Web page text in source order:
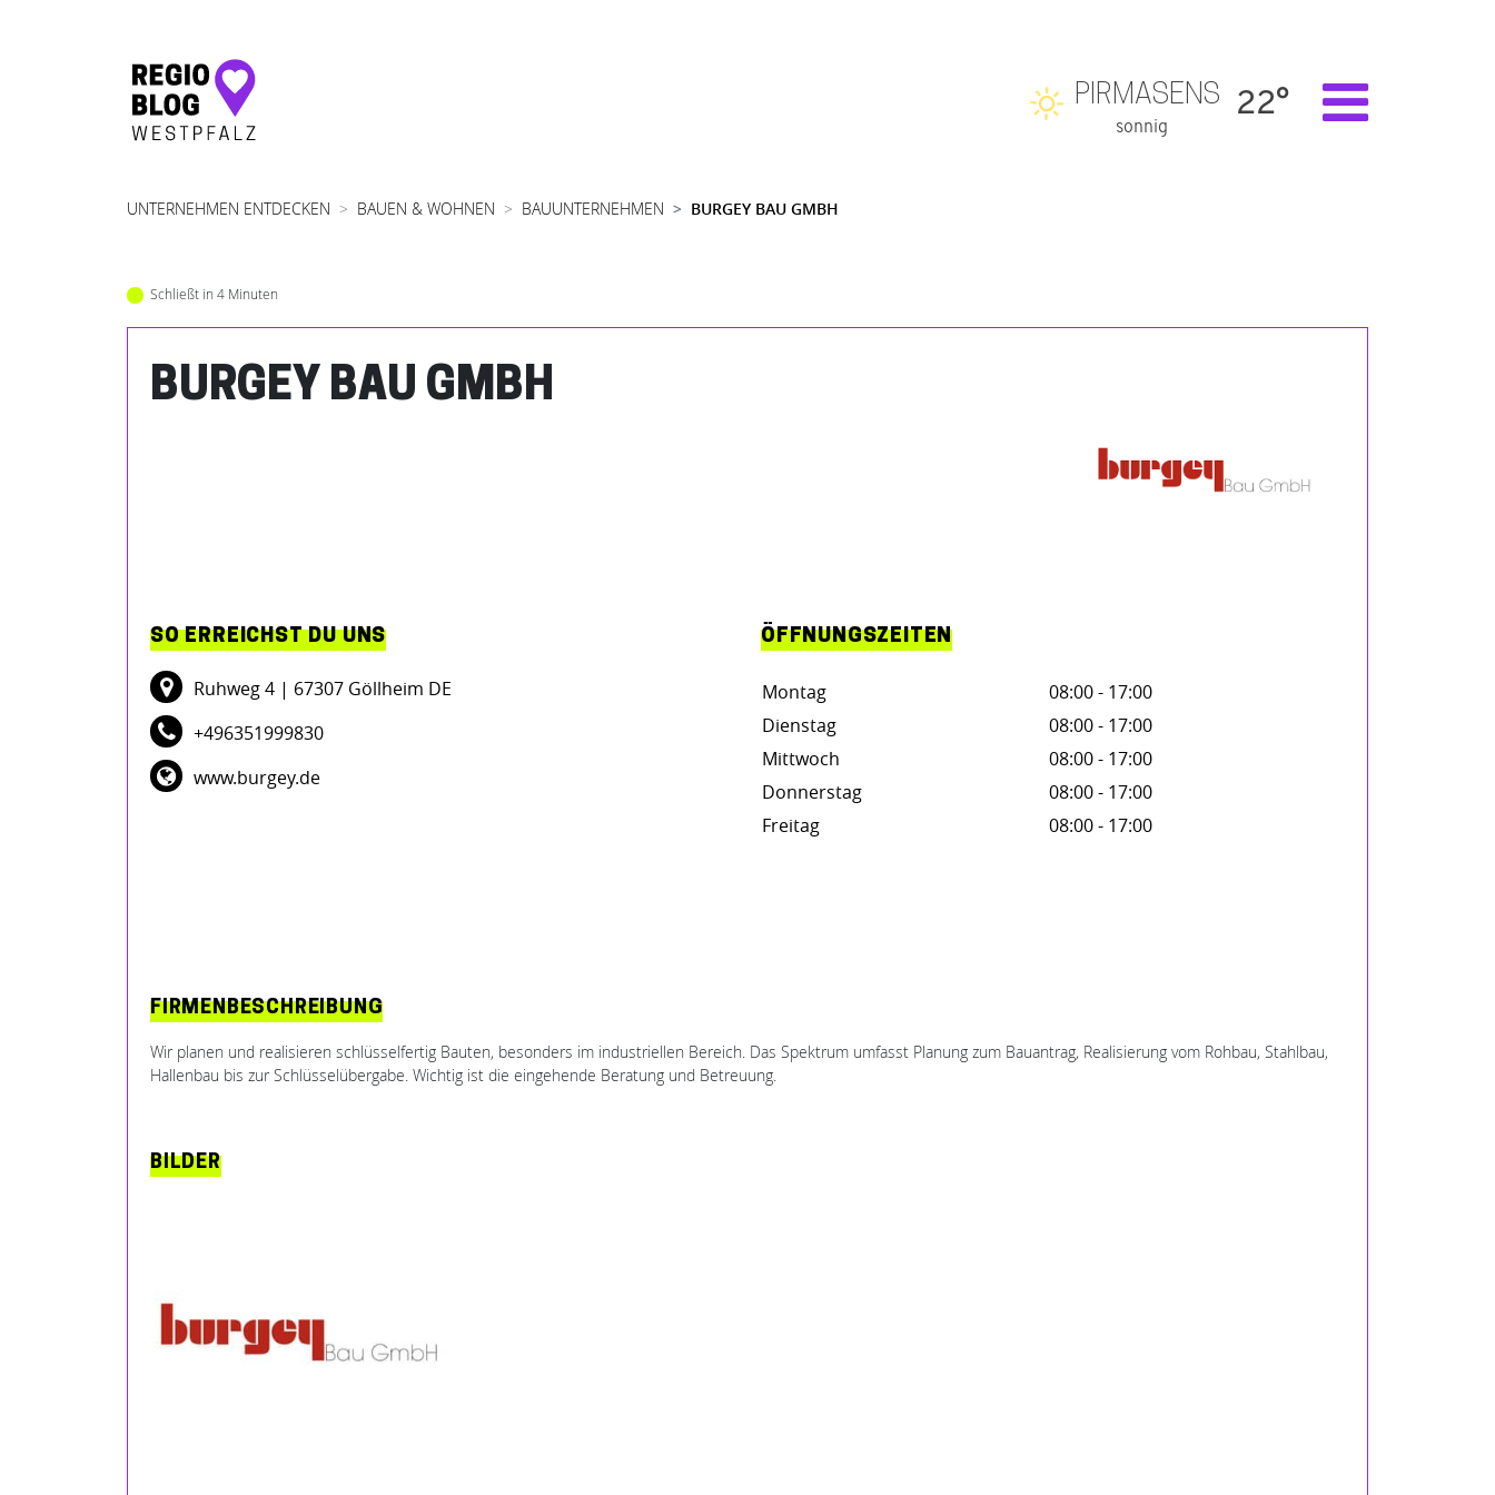
Hauptnavigation
PIRMASENS
sonnig
22°
UNTERNEHMEN ENTDECKEN BAUEN & WOHNEN BAUUNTERNEHMEN BURGEY BAU GMBH
Schließt in 4 Minuten
BURGEY BAU GMBH
SO ERREICHST DU UNS
Ruhweg 4 | 67307 Göllheim DE
+496351999830
www.burgey.de
ÖFFNUNGSZEITEN
Montag
08:00 - 17:00
Dienstag
08:00 - 17:00
Mittwoch
08:00 - 17:00
Donnerstag
08:00 - 17:00
Freitag
08:00 - 17:00
FIRMENBESCHREIBUNG
Wir planen und realisieren schlüsselfertig Bauten, besonders im industriellen Bereich. Das Spektrum umfasst Planung zum Bauantrag, Realisierung vom Rohbau, Stahlbau,
Hallenbau bis zur Schlüsselübergabe. Wichtig ist die eingehende Beratung und Betreuung.
BILDER